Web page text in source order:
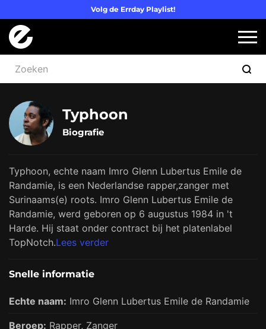
Volg de Errday Playlist!
Typhoon
Biografie
Typhoon, echte naam Imro Glenn Lubertus Emile de
Randamie, is een Nederlandse rapper,zanger met
Surinaams(e) roots. Imro Glenn Lubertus Emile de
Randamie, werd geboren op 6 augustus 1984 in 't
Harde. Hij staat onder contract bij het platenlabel
TopNotch.Lees verder
Snelle informatie
Echte naam: Imro Glenn Lubertus Emile de Randamie
Beroep: Rapper, Zanger